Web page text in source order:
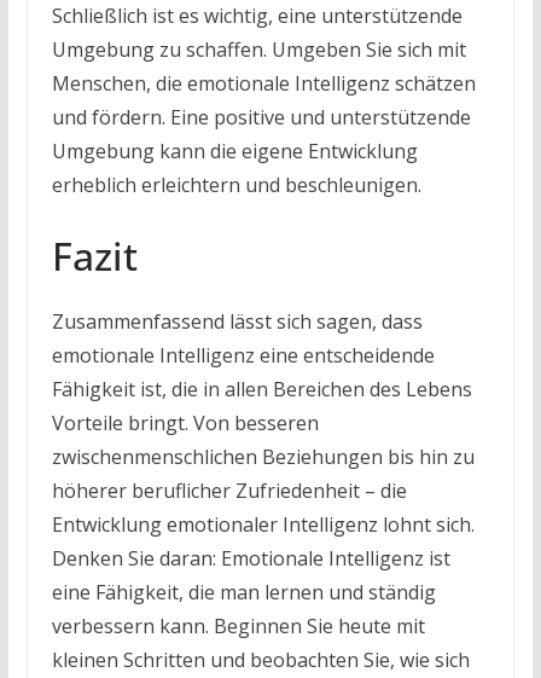
Schließlich ist es wichtig, eine unterstützende
Umgebung zu schaffen. Umgeben Sie sich mit
Menschen, die emotionale Intelligenz schätzen
und fördern. Eine positive und unterstützende
Umgebung kann die eigene Entwicklung
erheblich erleichtern und beschleunigen.
Fazit
Zusammenfassend lässt sich sagen, dass
emotionale Intelligenz eine entscheidende
Fähigkeit ist, die in allen Bereichen des Lebens
Vorteile bringt. Von besseren
zwischenmenschlichen Beziehungen bis hin zu
höherer beruflicher Zufriedenheit – die
Entwicklung emotionaler Intelligenz lohnt sich.
Denken Sie daran: Emotionale Intelligenz ist
eine Fähigkeit, die man lernen und ständig
verbessern kann. Beginnen Sie heute mit
kleinen Schritten und beobachten Sie, wie sich